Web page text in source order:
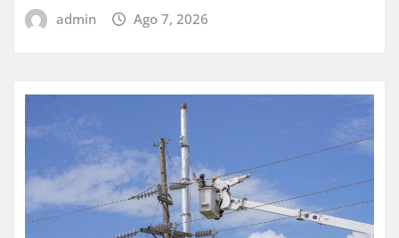
admin Ago 7, 2026